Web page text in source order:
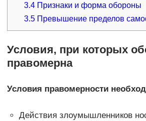
3.4 Признаки и форма обороны
3.5 Превышение пределов
Условия, при которых
правомерна
Условия правомерности
Действия злоумышленников